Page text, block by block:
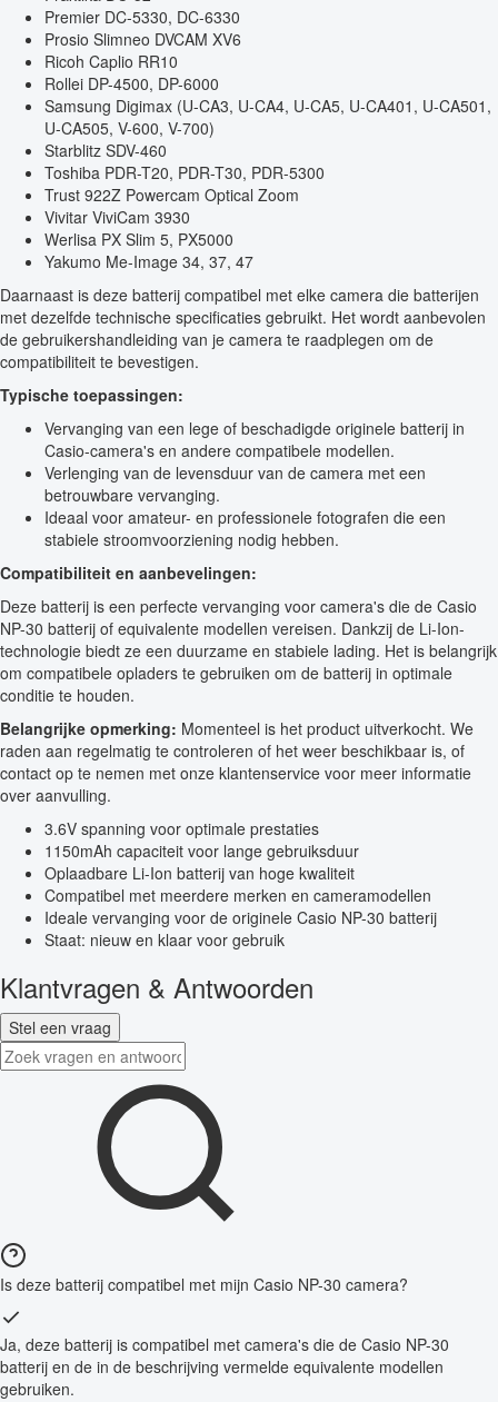
Premier DC-5330, DC-6330
Prosio Slimneo DVCAM XV6
Ricoh Caplio RR10
Rollei DP-4500, DP-6000
Samsung Digimax (U-CA3, U-CA4, U-CA5, U-CA401, U-CA501,
U-CA505, V-600, V-700)
Starblitz SDV-460
Toshiba PDR-T20, PDR-T30, PDR-5300
Trust 922Z Powercam Optical Zoom
Vivitar ViviCam 3930
Werlisa PX Slim 5, PX5000
Yakumo Me-Image 34, 37, 47
Daarnaast is deze batterij compatibel met elke camera die batterijen
met dezelfde technische specificaties gebruikt. Het wordt aanbevolen
de gebruikershandleiding van je camera te raadplegen om de
compatibiliteit te bevestigen.
Typische toepassingen:
Vervanging van een lege of beschadigde originele batterij in
Casio-camera's en andere compatibele modellen.
Verlenging van de levensduur van de camera met een
betrouwbare vervanging.
Ideaal voor amateur- en professionele fotografen die een
stabiele stroomvoorziening nodig hebben.
Compatibiliteit en aanbevelingen:
Deze batterij is een perfecte vervanging voor camera's die de Casio
NP-30 batterij of equivalente modellen vereisen. Dankzij de Li-Ion-
technologie biedt ze een duurzame en stabiele lading. Het is belangrijk
om compatibele opladers te gebruiken om de batterij in optimale
conditie te houden.
Belangrijke opmerking: Momenteel is het product uitverkocht. We
raden aan regelmatig te controleren of het weer beschikbaar is, of
contact op te nemen met onze klantenservice voor meer informatie
over aanvulling.
3.6V spanning voor optimale prestaties
1150mAh capaciteit voor lange gebruiksduur
Oplaadbare Li-Ion batterij van hoge kwaliteit
Compatibel met meerdere merken en cameramodellen
Ideale vervanging voor de originele Casio NP-30 batterij
Staat: nieuw en klaar voor gebruik
Klantvragen & Antwoorden
Stel een vraag
Is deze batterij compatibel met mijn Casio NP-30 camera?
Ja, deze batterij is compatibel met camera's die de Casio NP-30
batterij en de in de beschrijving vermelde equivalente modellen
gebruiken.